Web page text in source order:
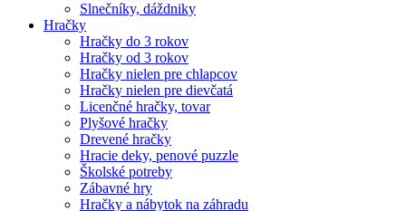
Slnečníky, dáždniky
Hračky
Hračky do 3 rokov
Hračky od 3 rokov
Hračky nielen pre chlapcov
Hračky nielen pre dievčatá
Licenčné hračky, tovar
Plyšové hračky
Drevené hračky
Hracie deky, penové puzzle
Školské potreby
Zábavné hry
Hračky a nábytok na záhradu